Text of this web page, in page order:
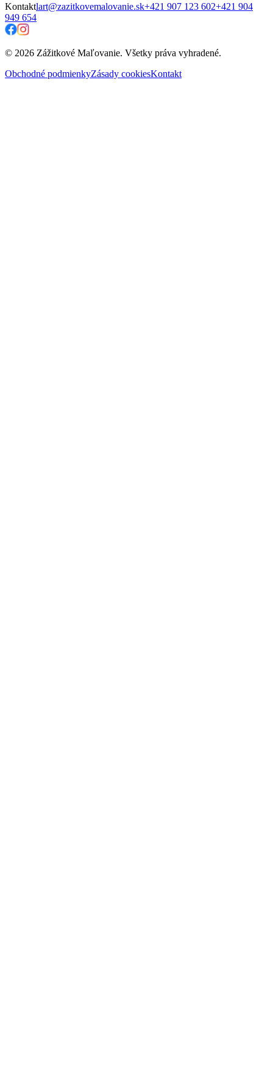
Kontaktlart@zazitkovemalovanie.sk+421 907 123 602+421 904
949 654
© 2026 Zážitkové Maľovanie. Všetky práva vyhradené.
Obchodné podmienkyZásady cookiesKontakt